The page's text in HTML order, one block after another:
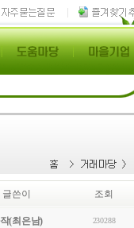
글쓴이 조회
(최은남) 230288